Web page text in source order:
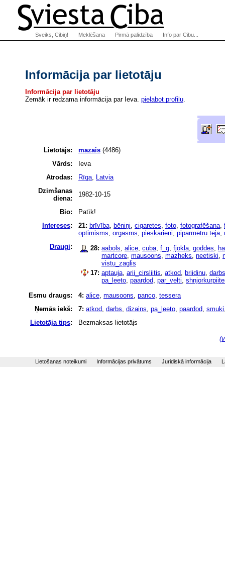
Informācija par lietotāju
Informācija par lietotāju
Zemāk ir redzama informācija par Ieva. pielabot profilu.
Lietotājs: mazais (4486)
Vārds:
Ieva
Atrodas:
Rīga
Latvia
Dzimšanas
diena:
1982-10-15
Bio:
Patīk!
Intereses: 21: brīvība bēniņi cigaretes foto fotografēšana
optimisms orgasms pieskārieni piparmētru tēja
Draugi: 28: aabols alice cuba f_g fjokla goddes
martcore mausoons mazheks neetiski
vistu_zaglis
17: aptauja arii_cirsliitis atkod briidinu darbs
pa_leeto paardod par_velti
Esmu draugs:
4: alice mausoons panco tessera
Ņemās iekš:
7: atkod darbs dizains pa_leeto paardod smuki
Lietotāja tips: Bezmaksas lietotājs
Sveiks, Cibiņ! Meklēšana Pirmā palīdzība Info par Cibu...
Lietošanas noteikumi Informācijas privātums Juridiskā informācija